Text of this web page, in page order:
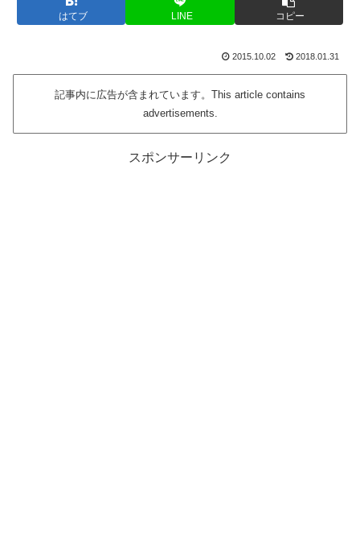
はてブ LINE コピー
2015.10.02 2018.01.31
記事内に広告が含まれています。This article contains
advertisements.
スポンサーリンク